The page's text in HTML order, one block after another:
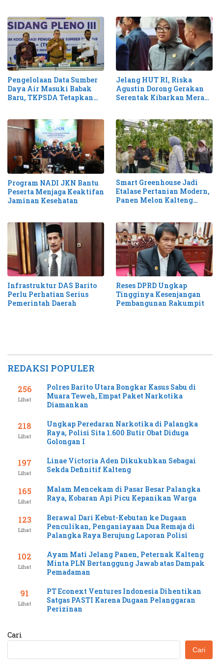
Pengelolaan Data Sumber
Daya Air Masuki Babak
Baru, TKPSDA Tetapkan
Jelang HUT RI, Riska
Agustin Dorong Gerakan
Serentak Kibarkan Merah
Program NADI JKN Bantu
Peserta Menjaga Keaktifan
Jaminan Kesehatan
Smart Greenhouse Jadi
Etalase Pertanian Modern,
Panen Melon Kalteng
Infrastruktur DAS Barito
Perlu Perhatian Serius
Pemerintah Daerah
Reses DPRD Ungkap
Tingginya Kesenjangan
Pembangunan Rakumpit
REDAKSI POPULER
256
Lihat
Polres Barito Utara Bongkar Kasus Sabu di
Muara Teweh, Empat Paket Narkotika
Diamankan
218
Lihat
Ungkap Peredaran Narkotika di Palangka
Raya, Polisi Sita 1.600 Butir Obat Diduga
Golongan I
197
Lihat
Linae Victoria Aden Dikukuhkan Sebagai
Sekda Definitif Kalteng
165
Lihat
Malam Mencekam di Pasar Besar Palangka
Raya, Kobaran Api Picu Kepanikan Warga
123
Lihat
Berawal Dari Kebut-Kebutan ke Dugaan
Penculikan, Penganiayaan Dua Remaja di
Palangka Raya Berujung Laporan Polisi
102
Lihat
Ayam Mati Jelang Panen, Peternak Kalteng
Minta PLN Bertanggung Jawab atas Dampak
Pemadaman
91
Lihat
PT Econext Ventures Indonesia Dihentikan
Satgas PASTI Karena Dugaan Pelanggaran
Perizinan
Cari
Cari